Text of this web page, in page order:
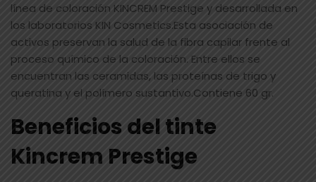
línea de coloración KINCREM Prestige y desarrollada en
los laboratorios KIN Cosmetics.Esta asociación de
activos preservan la salud de la fibra capilar frente al
proceso químico de la coloración. Entre ellos se
encuentran las ceramidas, las proteínas de trigo y
queratina y el polímero sustantivo.Contiene 60 gr.
Beneficios del tinte
Kincrem Prestige